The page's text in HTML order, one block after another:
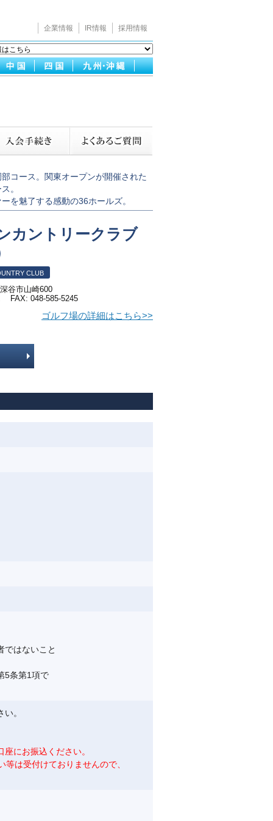
企業情報 IR情報 採用情報
コース。関東オープンが開催された
。
を魅了する感動の36ホールズ。
カントリークラブ
CLUB
谷市山崎600
FAX: 048-585-5245
ゴルフ場の詳細はこちら>>
ではないこと
5条第1項で
。
にお振込ください。
は受付けておりませんので、